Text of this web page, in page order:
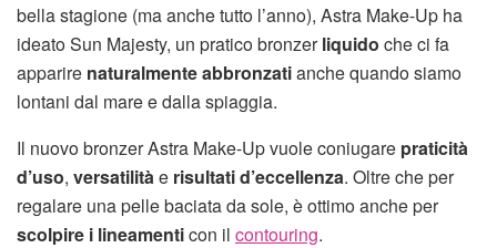
bella stagione (ma anche tutto l’anno), Astra Make-Up ha
ideato Sun Majesty, un pratico bronzerliquido che ci fa
apparire naturalmente abbronzatianche quando siamo
lontani dal mare e dalla spiaggia.
Il nuovo bronzer Astra Make-Up vuole coniugare praticità
d’uso, versatilitàe risultati d’eccellenza. Oltre che per
regalare una pelle baciata da sole, è ottimo anche per
scolpire i lineamenticon il contouring.